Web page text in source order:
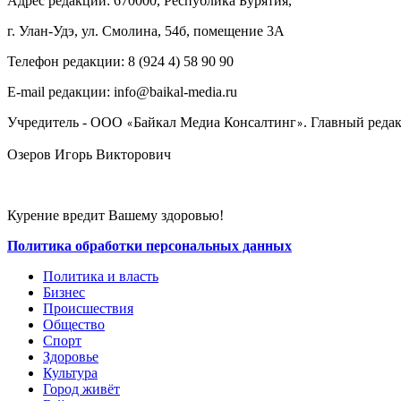
г. Улан-Удэ, ул. Смолина, 54б, помещение 3А
Телефон редакции: ‎‎8 (924 4) 58 90 90
E-mail редакции: info@baikal-media.ru
Учредитель - ООО «Байкал Медиа Консалтинг». Главный
Озеров Игорь Викторович
Курение вредит Вашему здоровью!
Политика обработки персональных данных
Политика и власть
Бизнес
Происшествия
Общество
Cпорт
Здоровье
Культура
Город живёт